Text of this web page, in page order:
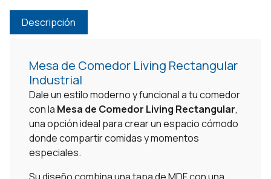
Descripción
Mesa de Comedor Living Rectangular
Industrial
Dale un estilo moderno y funcional a tu comedor
con la Mesa de Comedor Living Rectangular,
una opción ideal para crear un espacio cómodo
donde compartir comidas y momentos
especiales.